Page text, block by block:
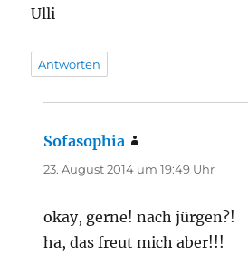
Ulli
Antworten
Sofasophia
23. August 2014 um 19:49 Uhr
okay, gerne! nach jürgen?!
ha, das freut mich aber!!!